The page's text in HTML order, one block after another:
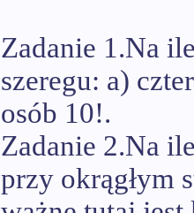
Zadanie 1.Na
szeregu: a)
osób 10!.
Zadanie 2.Na
przy okrągłym